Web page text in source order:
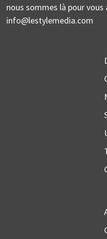
nous sommes là pour
info@lestylemedia.com